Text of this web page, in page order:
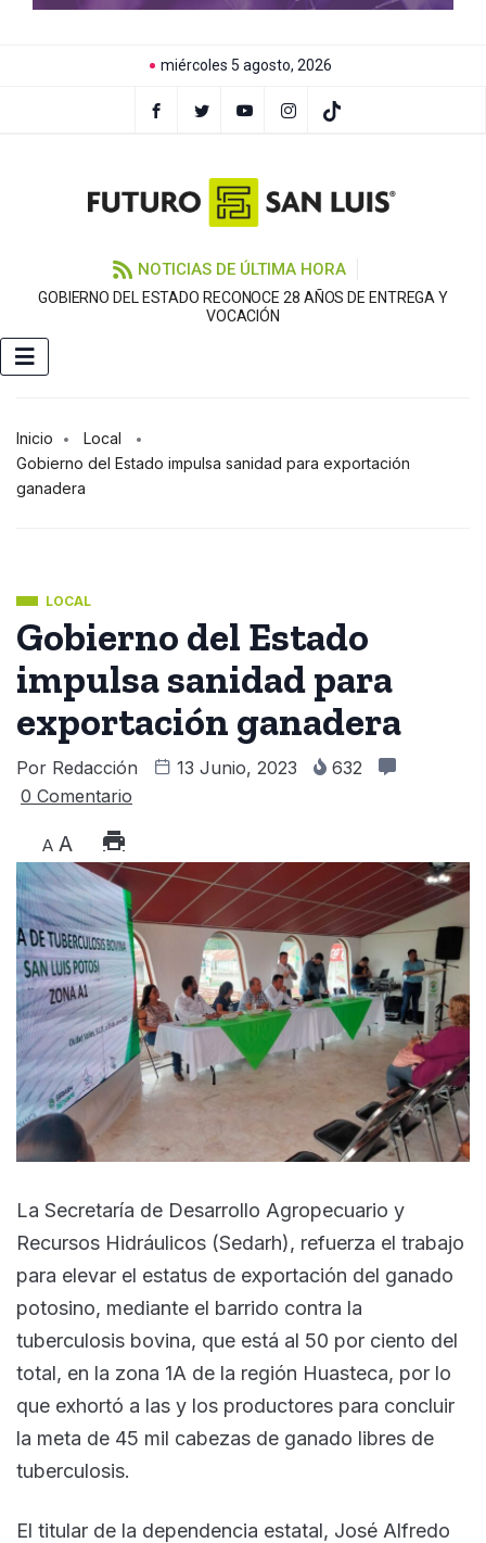
miércoles 5 agosto, 2026
NOTICIAS DE ÚLTIMA HORA
GOBIERNO DEL ESTADO RECONOCE 28 AÑOS DE ENTREGA Y
VOCACIÓN
Inicio
Local
Gobierno del Estado impulsa sanidad para exportación
ganadera
LOCAL
Gobierno del Estado
impulsa sanidad para
exportación ganadera
Por Redacción 13 Junio, 2023
632
0 Comentario
A A
La Secretaría de Desarrollo Agropecuario y
Recursos Hidráulicos (Sedarh), refuerza el trabajo
para elevar el estatus de exportación del ganado
potosino, mediante el barrido contra la
tuberculosis bovina, que está al 50 por ciento del
total, en la zona 1A de la región Huasteca, por lo
que exhortó a las y los productores para concluir
la meta de 45 mil cabezas de ganado libres de
tuberculosis.
El titular de la dependencia estatal, José Alfredo